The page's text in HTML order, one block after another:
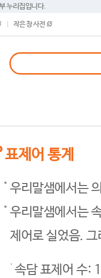
누리집입니다.
작은 창 사전
표제어 통계
우리말샘에서는
우리말샘에서는
제어로 실었음.
속담 표제어 수: